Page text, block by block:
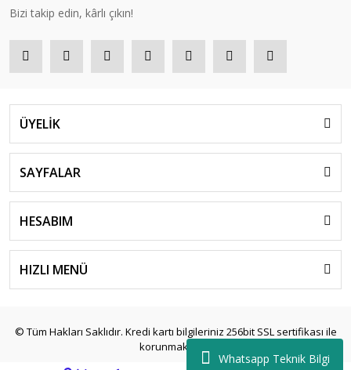
Whatsapp Teknik Bilgi
Bizi takip edin, kârlı çıkın!
ÜYELİK
SAYFALAR
HESABIM
HIZLI MENÜ
© Tüm Hakları Saklıdır. Kredi kartı bilgileriniz 256bit SSL sertifikası ile
korunmaktadır.